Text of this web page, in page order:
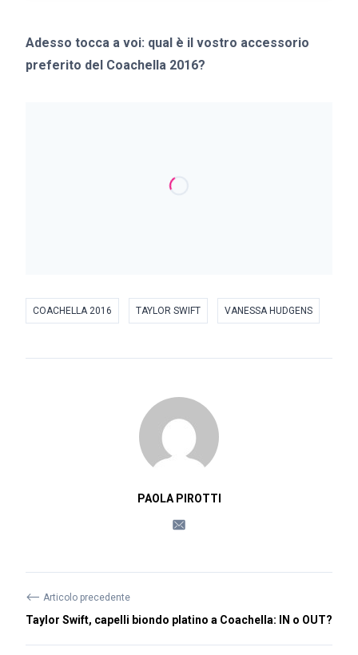
Adesso tocca a voi: qual è il vostro accessorio
preferito del Coachella 2016?
COACHELLA 2016 TAYLOR SWIFT VANESSA HUDGENS
PAOLA PIROTTI
⟵ Articolo precedente
Taylor Swift, capelli biondo platino a Coachella: IN o OUT?